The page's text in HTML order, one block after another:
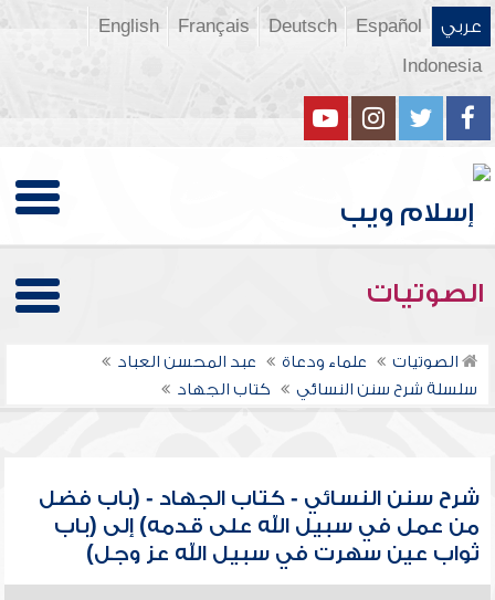
عربي Español
Deutsch
Français
English
Indonesia
الصوتيات
الصوتيات علماء ودعاة
عبد المحسن العباد
سلسلة شرح سنن النسائي
كتاب الجهاد
شرح سنن النسائي - كتاب الجهاد - (باب فضل
من عمل في سبيل الله على قدمه) إلى (باب
ثواب عين سهرت في سبيل الله عز وجل)